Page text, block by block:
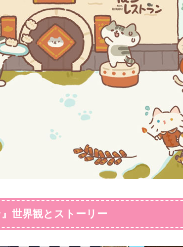
世界観とストーリー